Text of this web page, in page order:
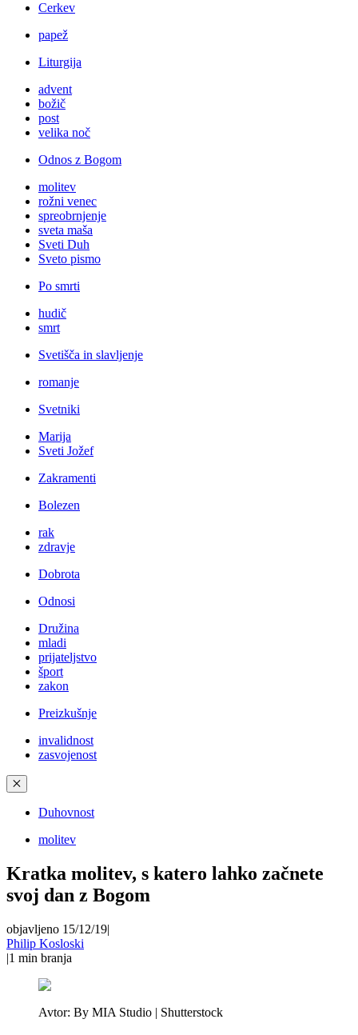
Cerkev
papež
Liturgija
advent
božič
post
velika noč
Odnos z Bogom
molitev
rožni venec
spreobrnjenje
sveta maša
Sveti Duh
Sveto pismo
Po smrti
hudič
smrt
Svetišča in slavljenje
romanje
Svetniki
Marija
Sveti Jožef
Zakramenti
Bolezen
rak
zdravje
Dobrota
Odnosi
Družina
mladi
prijateljstvo
šport
zakon
Preizkušnje
invalidnost
zasvojenost
✕
Duhovnost
molitev
Kratka molitev, s katero lahko začnete
svoj dan z Bogom
objavljeno 15/12/19|
Philip Kosloski
|1 min branja
Avtor: By MIA Studio | Shutterstock